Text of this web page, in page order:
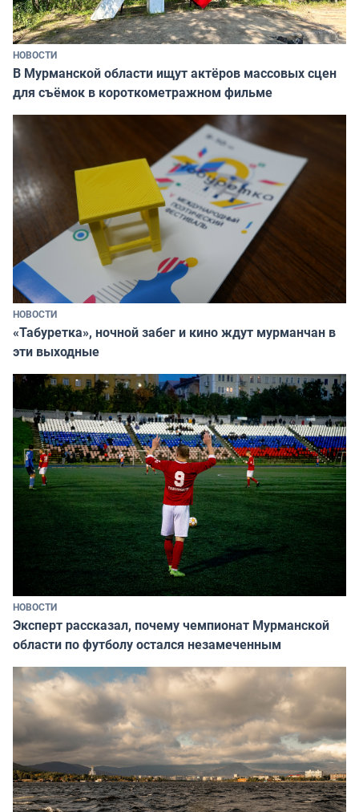
НОВОСТИ
В Мурманской области ищут актёров массовых сцен
для съёмок в короткометражном фильме
НОВОСТИ
«Табуретка», ночной забег и кино ждут мурманчан в
эти выходные
НОВОСТИ
Эксперт рассказал, почему чемпионат Мурманской
области по футболу остался незамеченным